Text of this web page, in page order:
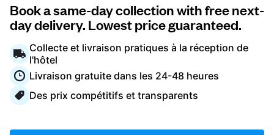
Pour les entreprises
Connectez-vous
Book a same-day collection with free next-
day delivery. Lowest price guaranteed.
Collecte et livraison pratiques à la réception de
l'hôtel
Livraison gratuite dans les 24-48 heures
Des prix compétitifs et transparents